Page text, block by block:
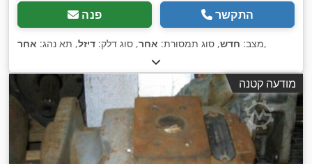
פנה התקשר
מצב: חדש, סוג תמסורת: אחר, סוג דלק: דיזל, תא נהג: אחר ,
מודעה קטנה